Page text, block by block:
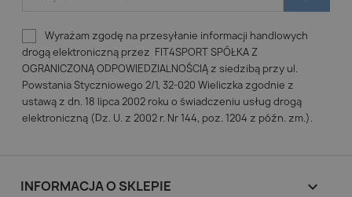
Wyrażam zgodę na przesyłanie informacji handlowych
drogą elektroniczną przez FIT4SPORT SPÓŁKA Z
OGRANICZONĄ ODPOWIEDZIALNOŚCIĄ z siedzibą przy ul.
Powstania Styczniowego 2/1, 32-020 Wieliczka zgodnie z
ustawą z dn. 18 lipca 2002 roku o świadczeniu usług drogą
elektroniczną (Dz. U. z 2002 r. Nr 144, poz. 1204 z późn. zm.).
INFORMACJA O SKLEPIE keyboard_arrow_down